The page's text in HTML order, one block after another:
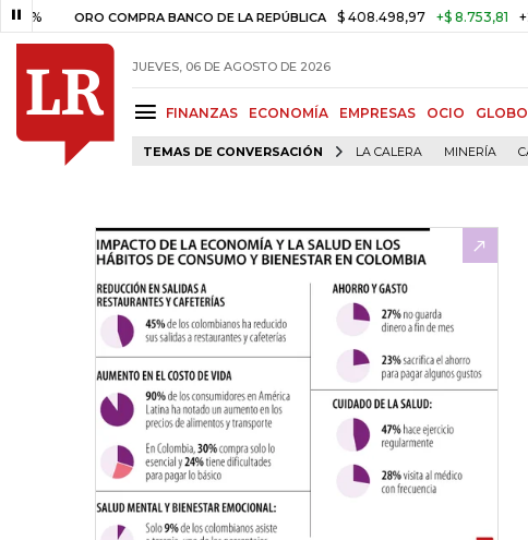
ORO COMPRA BANCO DE LA REPÚBLICA $ 408.498,97 +$ 8.753,81 +2,19%
JUEVES, 06 DE AGOSTO DE 2026
FINANZAS ECONOMÍA EMPRESAS OCIO
TEMAS DE CONVERSACIÓN LA CALERA MINERÍA